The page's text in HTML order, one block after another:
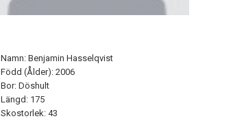
Namn: Benjamin Hasselqvist
Född (Ålder): 2006
Bor: Döshult
Längd: 175
Skostorlek: 43